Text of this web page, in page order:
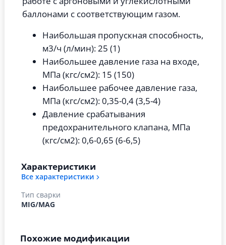
Похожие модификации
баллонами с соответствующим газом.
Наибольшая пропускная способность,
м3/ч (л/мин): 25 (1)
Наибольшее давление газа на входе,
МПа (кгс/см2): 15 (150)
Наибольшее рабочее давление газа,
МПа (кгс/см2): 0,35-0,4 (3,5-4)
Давление срабатывания
предохранительного клапана, МПа
(кгс/см2): 0,6-0,65 (6-6,5)
Характеристики
Все характеристики
Тип сварки
MIG/MAG